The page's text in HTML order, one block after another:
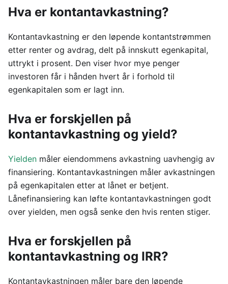
Hva er kontantavkastning?
Kontantavkastning er den løpende kontantstrømmen
etter renter og avdrag, delt på innskutt egenkapital,
uttrykt i prosent. Den viser hvor mye penger
investoren får i hånden hvert år i forhold til
egenkapitalen som er lagt inn.
Hva er forskjellen på
kontantavkastning og yield?
Yielden måler eiendommens avkastning uavhengig av
finansiering. Kontantavkastningen måler avkastningen
på egenkapitalen etter at lånet er betjent.
Lånefinansiering kan løfte kontantavkastningen godt
over yielden, men også senke den hvis renten stiger.
Hva er forskjellen på
kontantavkastning og IRR?
Kontantavkastningen måler bare den løpende